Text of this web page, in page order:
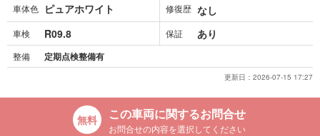
車体色 ピュアホワイト 修復歴 なし
車検 R09.8 保証 あり
整備 定期点検整備有
更新日： 2026-07-15 17:27
この車両に関するお問合せ
お問合せの内容を選択してください